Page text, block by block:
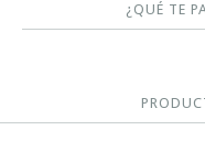
¿QUÉ TE